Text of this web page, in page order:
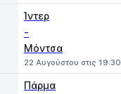
Ίντερ
-
Μόντσα
22 Αυγούστου στις 19:30
Πάρμα